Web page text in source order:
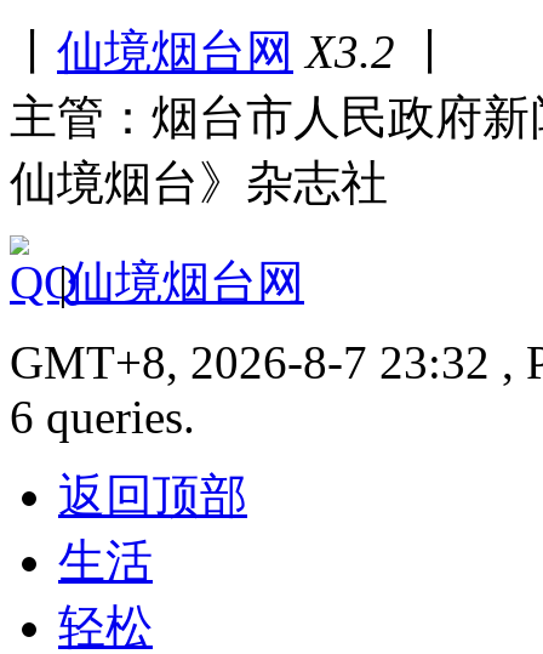
仙境烟台网 X3.2
主管：烟台市人民政府
仙境烟台》杂志社
|仙境烟台网
GMT+8, 2026-8-7 23:32 ,
6 queries.
返回顶部
生活
轻松